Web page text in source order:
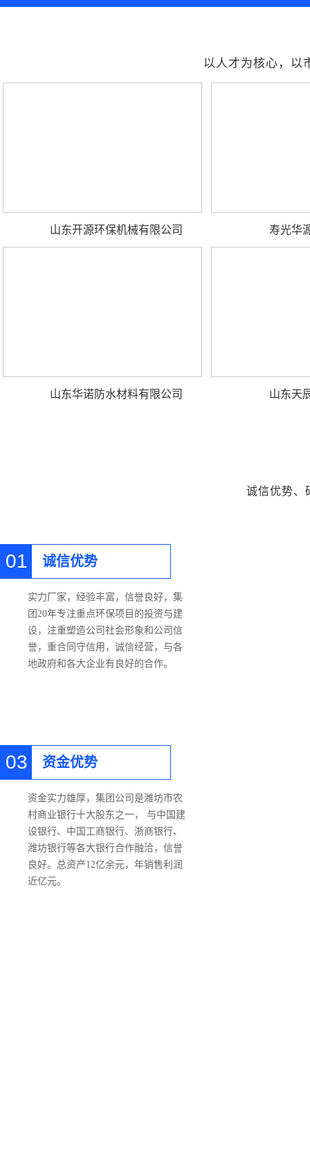
以人才为核心，以
山东开源环保机械有限公司 寿光华
山东华诺防水材料有限公司 山东天
诚信优势、
01 诚信优势
实力厂家，经验丰富，信誉良好，集
团20年专注重点环保项目的投资与建
设，注重塑造公司社会形象和公司信
誉，重合同守信用，诚信经营，与各
地政府和各大企业有良好的合作。
03 资金优势
资金实力雄厚，集团公司是潍坊市农
村商业银行十大股东之一， 与中国建
设银行、中国工商银行、浙商银行、
潍坊银行等各大银行合作融洽，信誉
良好。总资产12亿余元，年销售利润
近亿元。